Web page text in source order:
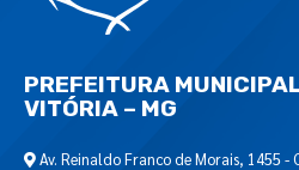
PREFEITURA
VITÓRIA – MG
Av. Reinaldo Franco de Morais, 1455 -